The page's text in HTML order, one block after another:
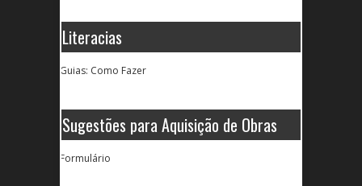
Literacias
Guias: Como Fazer
Sugestões para Aquisição de Obras
Formulário